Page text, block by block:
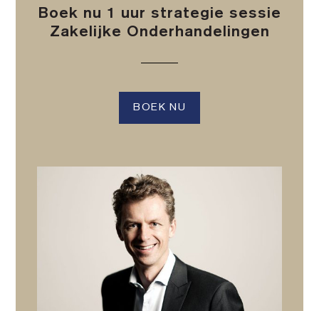
Boek nu 1 uur strategie sessie
Zakelijke Onderhandelingen
BOEK NU